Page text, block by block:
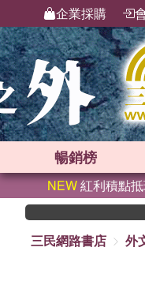
企業採購
暢銷榜
NEW紅利積點
三民網路書店
外